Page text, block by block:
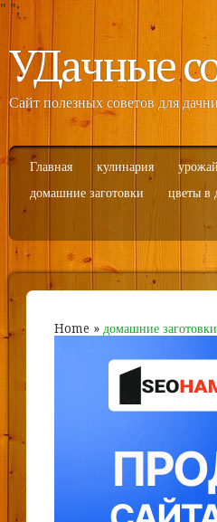
" ";
УДачные
Сайт полезных советов для
Главная кулинария
домашние заготовки
цветы в
Home » домашние заготовки